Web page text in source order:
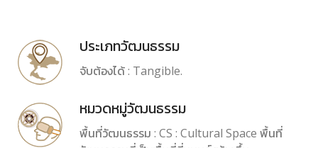
ประเภทวัฒนธรรม
จับต้องได้ : Tangible.
หมวดหมู่วัฒนธรรม
พื้นที่วัฒนธรรม : CS : Cultural Space พื้นที่